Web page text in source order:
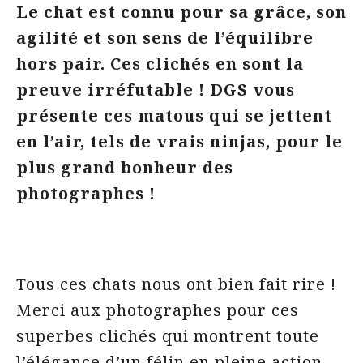
Le chat est connu pour sa grâce, son
agilité et son sens de l’équilibre
hors pair. Ces clichés en sont la
preuve irréfutable ! DGS vous
présente ces matous qui se jettent
en l’air, tels de vrais ninjas, pour le
plus grand bonheur des
photographes !
Tous ces chats nous ont bien fait rire !
Merci aux photographes pour ces
superbes clichés qui montrent toute